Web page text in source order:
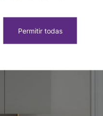
Permitir todas